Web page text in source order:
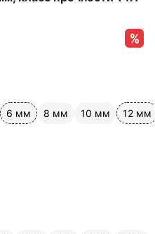
6 мм 8 мм 10 мм 12 мм